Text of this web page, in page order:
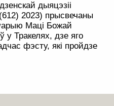
дыяцэзіі
2023) прысвечаны
Маці Божай
у Тракелях, дзе яго
фэсту, які пройдзе